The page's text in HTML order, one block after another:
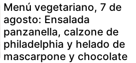
Menú vegetariano, 7 de
agosto: Ensalada
panzanella, calzone de
philadelphia y helado de
mascarpone y chocolate